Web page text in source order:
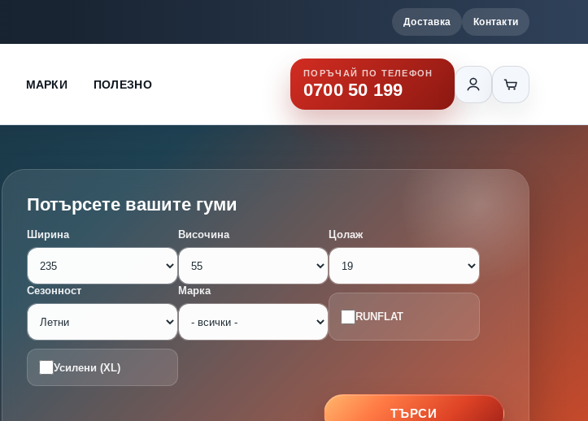
Доставка Контакти
МАРКИ ПОЛЕЗНО
ПОРЪЧАЙ ПО ТЕЛЕФОН
0700 50 199
Потърсете вашите гуми
Ширина Височина Цолаж
Сезонност Марка
RUNFLAT
Усилени (XL)
ТЪРСИ